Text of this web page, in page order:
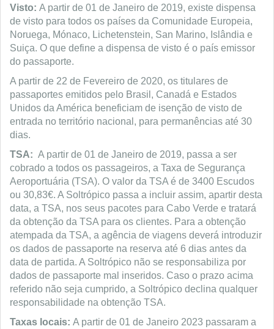
Visto: A partir de 01 de Janeiro de 2019, existe dispensa
de visto para todos os países da Comunidade Europeia,
Noruega, Mónaco, Lichetenstein, San Marino, Islândia e
Suiça. O que define a dispensa de visto é o país emissor
do passaporte.
A partir de 22 de Fevereiro de 2020, os titulares de
passaportes emitidos pelo Brasil, Canadá e Estados
Unidos da América beneficiam de isenção de visto de
entrada no território nacional, para permanências até 30
dias.
TSA: A partir de 01 de Janeiro de 2019, passa a ser
cobrado a todos os passageiros, a Taxa de Segurança
Aeroportuária (TSA). O valor da TSA é de 3400 Escudos
ou 30,83€. A Soltrópico passa a incluir assim, apartir desta
data, a TSA, nos seus pacotes para Cabo Verde e tratará
da obtenção da TSA para os clientes. Para a obtenção
atempada da TSA, a agência de viagens deverá introduzir
os dados de passaporte na reserva até 6 dias antes da
data de partida. A Soltrópico não se responsabiliza por
dados de passaporte mal inseridos. Caso o prazo acima
referido não seja cumprido, a Soltrópico declina qualquer
responsabilidade na obtenção TSA.
Taxas locais: A partir de 01 de Janeiro 2023 passaram a